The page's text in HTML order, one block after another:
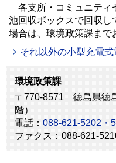
各支所・コミュニティ
池回収ボックスで回収し
場合は、環境政策課まで
それ以外の小型充電
環境政策課
〒770-8571 徳島県徳
階）
電話： 088-621-5202・
ファクス：088-621-